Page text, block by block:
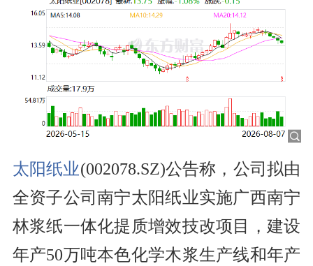
太阳纸业(002078.SZ)公告称，公司拟由
全资子公司南宁太阳纸业实施广西南宁
林浆纸一体化提质增效技改项目，建设
年产50万吨本色化学木浆生产线和年产